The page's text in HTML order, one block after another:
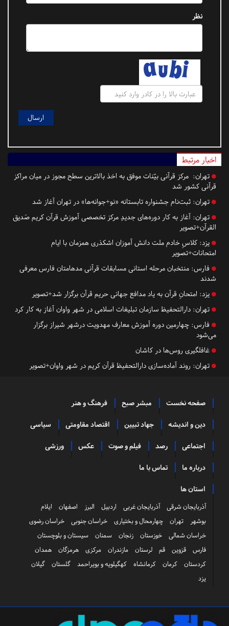
نظر
اخبار مرتبط
تهران: مرکز قرآنی بیّنات موفق به اخذ بالاترین سطح مجوز در میان مراکز
قرآنی کشور شد
تهران: ثبت‌نام جشنواره تابستانه «نو+جوانه‌ها» در تهران آغاز شد
تهران: آغاز به کار دوره‌های جدیدِ مرکز تخصصی آموزش قرآن کریم صَدیق
القرآن+تصویر
یزد: کلاسِ خادم ملت دانش آموزان اشکذری همزمان با ایام
امتحانات+تصویر
فارس: منتخبان مرحله استانی مسابقات قرآنی مدهامتان فارس معرفی
شدند
یزد: امتحانِ قرآن به یاد مدافع جهانی حریم قرآن برگزار شد+تصویر
تهران: دارالتحفیظ سازمان تبلیغات اسلامی در شهر واوان آغاز به کار کرد
فارس: چهارمین دوره آموزش معارف مهدویت درشهر شیراز برگزار
می‌شود
غافلگیری روس‌ها در کاشان
تهران: روند آماده‌سازی دارالتحفیظ قرآن کریم در شهر واوان+تصویر
صفحه نخست مبشر صبح فرهنگ و هنر
دین و اندیشه جهاد تبیین اقتصاد مقاومتی سیاسی
اجتماعی رصد فیلم و صوت عکس ورزشی
درباره ما تماس با ما
استان ها
آذربایجان شرقی آذربایجان غربی اردبیل البرز اصفهان
ایلام
بوشهر
تهران چهارمحال و بختیاری خراسان جنوبی
خراسان رضوی
خراسان شمالی
خوزستان زنجان سمنان
سیستان و بلوچستان
فارس
قزوین قم لرستان مازندران مرکزی هرمزگان
همدان
کردستان
کرمان کرمانشاه کهگیلویه و بویراحمد گلستان
گیلان
یزد